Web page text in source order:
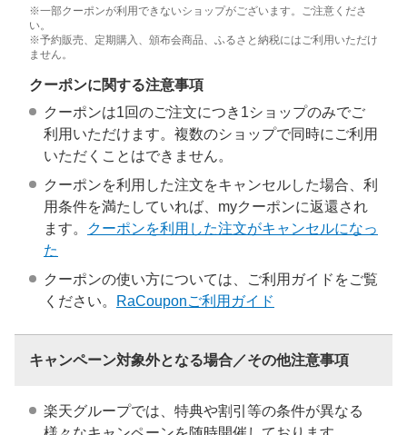
※一部クーポンが利用できないショップがございます。ご注意くださ
い。
※予約販売、定期購入、頒布会商品、ふるさと納税にはご利用いただけ
ません。
クーポンに関する注意事項
クーポンは1回のご注文につき1ショップのみでご
利用いただけます。複数のショップで同時にご利用
いただくことはできません。
クーポンを利用した注文をキャンセルした場合、利
用条件を満たしていれば、myクーポンに返還され
ます。
クーポンを利用した注文がキャンセルになっ
た
クーポンの使い方については、ご利用ガイドをご覧
ください。
RaCouponご利用ガイド
キャンペーン対象外となる場合／その他注意事項
楽天グループでは、特典や割引等の条件が異なる